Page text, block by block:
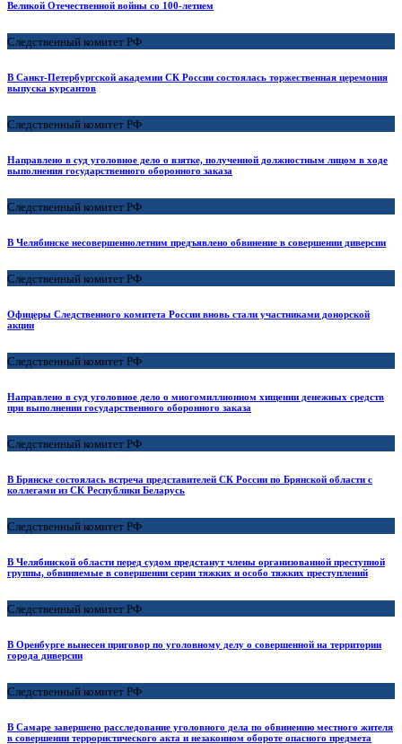
Великой Отечественной войны со 100-летием
Следственный комитет РФ
В Санкт-Петербургской академии СК России состоялась торжественная церемония
выпуска курсантов
Следственный комитет РФ
Направлено в суд уголовное дело о взятке, полученной должностным лицом в ходе
выполнения государственного оборонного заказа
Следственный комитет РФ
В Челябинске несовершеннолетним предъявлено обвинение в совершении диверсии
Следственный комитет РФ
Офицеры Следственного комитета России вновь стали участниками донорской
акции
Следственный комитет РФ
Направлено в суд уголовное дело о многомиллионном хищении денежных средств
при выполнении государственного оборонного заказа
Следственный комитет РФ
В Брянске состоялась встреча представителей СК России по Брянской области с
коллегами из СК Республики Беларусь
Следственный комитет РФ
В Челябинской области перед судом предстанут члены организованной преступной
группы, обвиняемые в совершении серии тяжких и особо тяжких преступлений
Следственный комитет РФ
В Оренбурге вынесен приговор по уголовному делу о совершенной на территории
города диверсии
Следственный комитет РФ
В Самаре завершено расследование уголовного дела по обвинению местного жителя
в совершении террористического акта и незаконном обороте опасного предмета